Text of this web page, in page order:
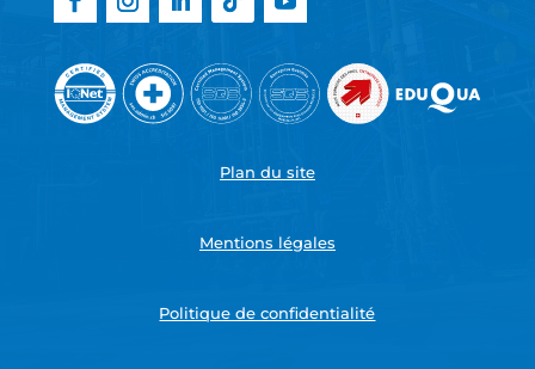
Plan du site
Mentions légales
Politique de confidentialité